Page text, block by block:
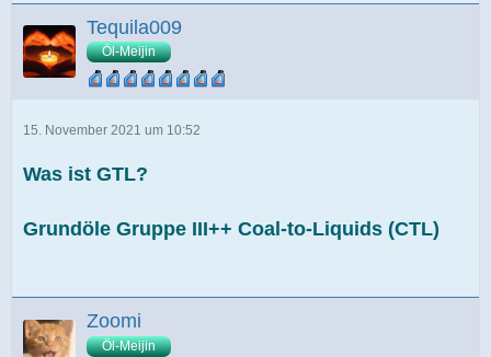
Tequila009
Öl-Meijin
15. November 2021 um 10:52
Was ist GTL?
Grundöle Gruppe III++ Coal-to-Liquids (CTL)
Zoomi
Öl-Meijin